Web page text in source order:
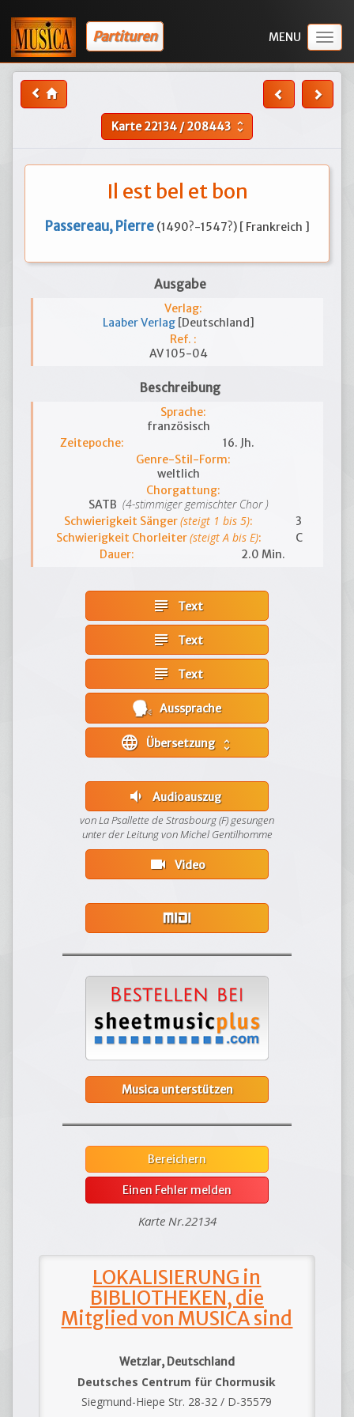
Partituren
Karte22134/208443 unfold_more
Il est bel et bon
Passereau, Pierre (1490?-1547?) [ Frankreich ]
Ausgabe
Verlag:
Laaber Verlag [Deutschland]
Ref. :
AV 105-04
Beschreibung
Sprache:
französisch
Zeitepoche:
16. Jh.
Genre-Stil-Form:
weltlich
Chorgattung:
SATB (4-stimmiger gemischter Chor )
Schwierigkeit Sänger(steigt 1 bis 5):
3
Schwierigkeit Chorleiter(steigt A bis E):
C
Dauer:
2.0 Min.
subject Text
subject Text
subject Text
Aussprache
language unfold_more
volume_down
Audioauszug
von La Psallette de Strasbourg (F) gesungen
unter der Leitung von Michel Gentilhomme
videocam Video
Musica unterstützen
Bereichern
Einen Fehler melden
Karte Nr.22134
LOKALISIERUNG in
BIBLIOTHEKEN, die
Mitglied von MUSICA sind
Wetzlar, Deutschland
Deutsches Centrum für Chormusik
Siegmund-Hiepe Str. 28-32 / D-35579